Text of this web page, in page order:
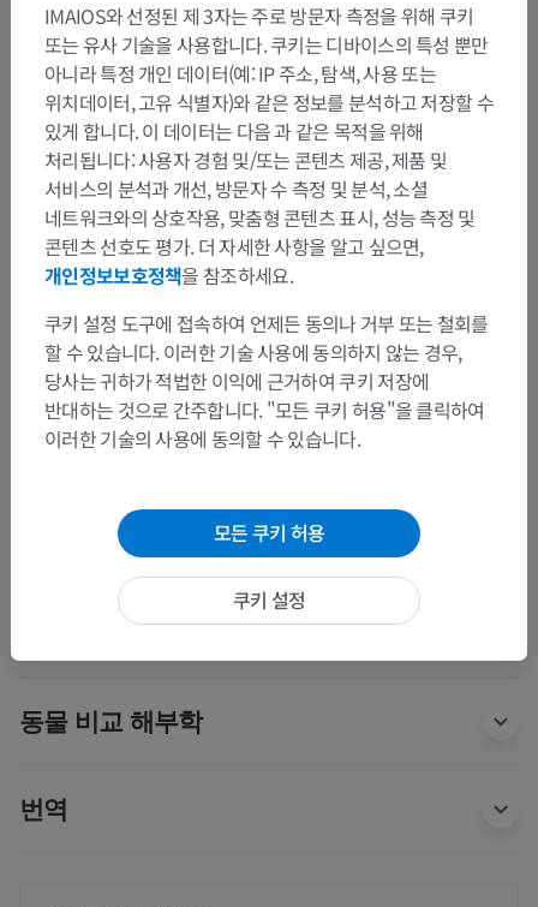
해부학적 계층
인체 해부학 2
인체> 내장계통 > 호흡계통 > 기관기관지나무
기관지
기관지 >
하위 구조:이 부위는 하위 해부 구조가 없습니다
인체 해부학 1
동물 비교 해부학
번역
IMAIOS와 선정된 제 3자는 주로 방문자 측정을 위해 쿠키
또는 유사 기술을 사용합니다. 쿠키는 디바이스의 특성 뿐만
아니라 특정 개인 데이터(예: IP 주소, 탐색, 사용 또는
위치데이터, 고유 식별자)와 같은 정보를 분석하고 저장할 수
있게 합니다. 이 데이터는 다음 과 같은 목적을 위해
처리됩니다: 사용자 경험 및/또는 콘텐츠 제공, 제품 및
서비스의 분석과 개선, 방문자 수 측정 및 분석, 소셜
네트워크와의 상호작용, 맞춤형 콘텐츠 표시, 성능 측정 및
콘텐츠 선호도 평가. 더 자세한 사항을 알고 싶으면,
개인정보보호정책을 참조하세요.
쿠키 설정 도구에 접속하여 언제든 동의나 거부 또는 철회를
할 수 있습니다. 이러한 기술 사용에 동의하지 않는 경우,
당사는 귀하가 적법한 이익에 근거하여 쿠키 저장에
반대하는 것으로 간주합니다. "모든 쿠키 허용"을 클릭하여
이러한 기술의 사용에 동의할 수 있습니다.
모든 쿠키 허용
쿠키 설정